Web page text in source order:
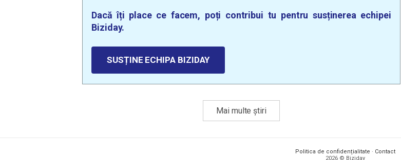
Dacă îți place ce facem, poți contribui tu pentru susținerea echipei
Biziday.
SUSȚINE ECHIPA BIZIDAY
Mai multe știri
Politica de confidențialitate · Contact
2026 © Biziday